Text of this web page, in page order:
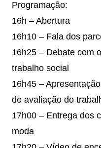
Programação:
16h – Abertura
16h10 – Fala dos
16h25 – Debate com
trabalho social
16h45 –
de avaliação do
17h00 – Entrega dos
moda